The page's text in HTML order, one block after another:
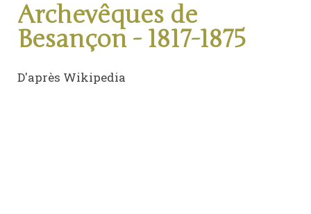
Archevêques de
Besançon - 1817-1875
D'après Wikipedia